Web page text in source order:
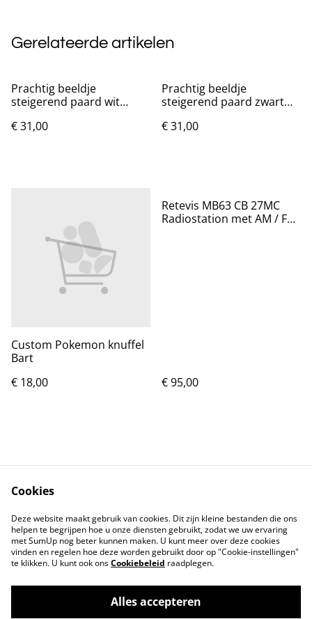
Gerelateerde artikelen
Prachtig beeldje
steigerend paard wit
€ 31,00
Prachtig beeldje
steigerend paard zwart
€ 31,00
Custom Pokemon knuffel
Bart
€ 18,00
Retevis MB63 CB 27MC
Radiostation met AM / FM
€ 95,00
Contact
Voorwaarden
Privacybeleid
Cookiebeleid
Cookies
Deze website maakt gebruik van cookies. Dit zijn kleine bestanden die ons
helpen te begrijpen hoe u onze diensten gebruikt, zodat we uw ervaring
met SumUp nog beter kunnen maken. U kunt meer over deze cookies
vinden en regelen hoe deze worden gebruikt door op "Cookie-instellingen"
te klikken. U kunt ook onsCookiebeleid raadplegen.
Alles accepteren